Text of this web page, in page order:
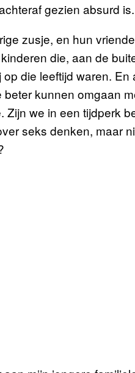
gezien absurd is.
zusje, en hun
die, aan de
die leeftijd waren.
kunnen omgaan
we in een tijdperk
seks denken, maar